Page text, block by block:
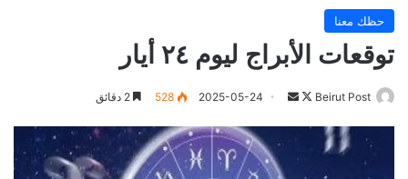
حظك معنا
توقعات الأبراج ليوم ٢٤ أيار
Beirut Post
تابعأرسل
إلكترونيا
2025-05-24
528